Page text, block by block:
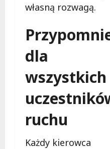
własną rozwagą.
dla
wszystkich
ruchu
Każdy kierowca